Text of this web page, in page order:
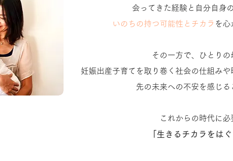
会ってきた経験と自分自身
いのちの持つ可能性とチカラ を心
その一方で、ひとりの
妊娠出産子育てを取り巻く社会の仕組み
先の未来への不安を感じる
これからの時代に必
「生きるチカラをはぐ